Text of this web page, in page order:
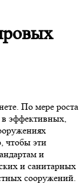
По мере роста
эффективных,
чтобы эти
и
и санитарных
сооружений.